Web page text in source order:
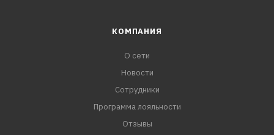
КОМПАНИЯ
О сети
Новости
Сотрудники
Программа лояльности
Отзывы